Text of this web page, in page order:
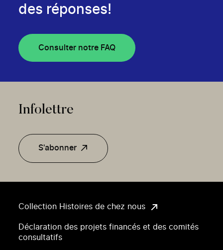
Collection Histoires de chez nous
Déclaration des projets financés et des comités
consultatifs
des réponses!
Consulter notre FAQ
Infolettre
S'abonner